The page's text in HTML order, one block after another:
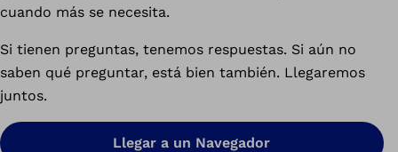
cuando más se necesita.
Si tienen preguntas, tenemos respuestas. Si aún no
saben qué preguntar, está bien también. Llegaremos
juntos.
Llegar a un Navegador